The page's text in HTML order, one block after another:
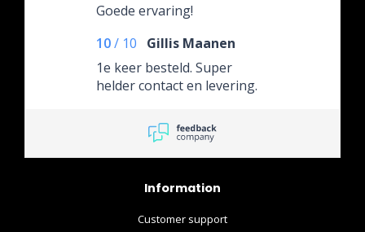
Goede ervaring!
10/ 10
Gillis Maanen
1e keer besteld. Super
helder contact en levering.
Information
Customer support